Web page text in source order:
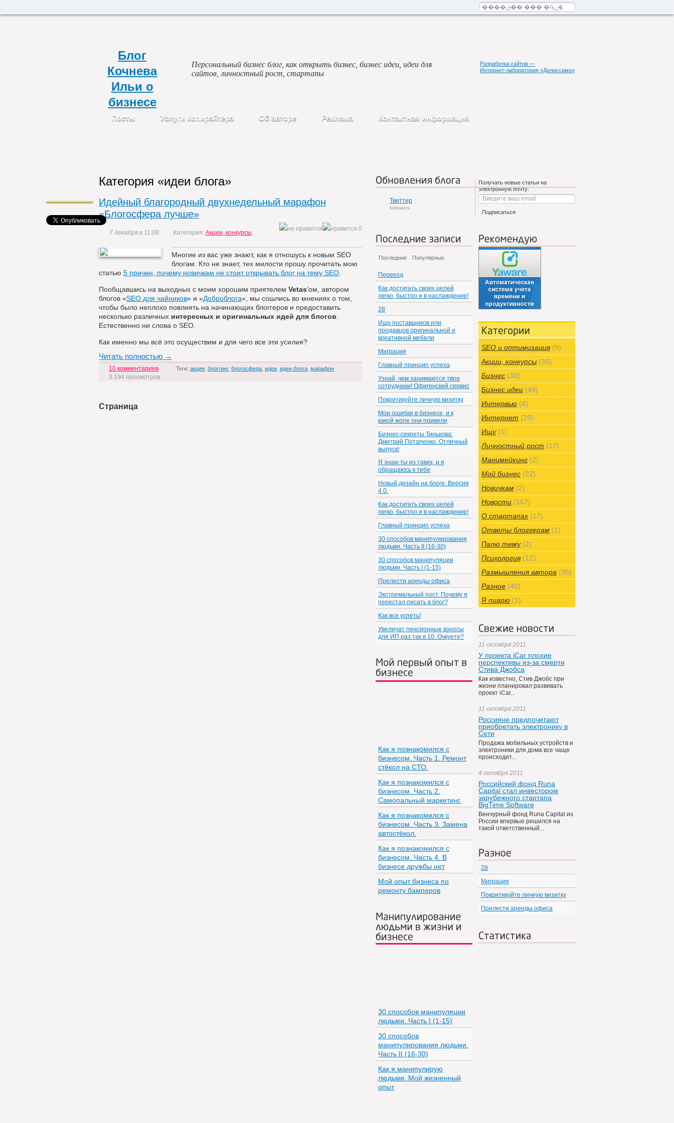
Категория «идеи блога»
Идейный благородный двухнедельный марафон
«Блогосфера лучше»
7 декабря в 11:08 Категория: Акции, конкурсы
0
Многие из вас уже знают, как я отношусь к новым SEO
блогам. Кто не знает, тех милости прошу прочитать мою
статью 5 причин, почему новичкам не стоит открывать блог на тему SEO
Пообщавшись на выходных с моим хорошим приятелем Vetas‘ом, автором
блогов «SEO для чайников» и «Доброблога«, мы сошлись во мнениях о том,
чтобы было неплохо повлиять на начинающих блоггеров и предоставить
несколько различных интересных и оригинальных идей для блогов
Естественно ни слова о SEO.
Как именно мы всё это осуществим и для чего все эти усилия?
Читать полностью →
10 комментариев Теги: акция блоггинг, блогосфера идеи идеи блога марафон
3 194 просмотров
Страница
Обновления блога
Твиттер
followers
Получать новые статьи на
электронную почту:
Последние записи
Последние Популярные
Переезд
Как достигать своих целей
легко, быстро и в наслаждение!
28
Ищу поставщиков или
продавцов оригинальной и
креативной мебели
Миграция
Главный принцип успеха
Узнай, чем занимаются твои
сотрудники! Офигенский сервис
Покритикуйте личную визитку
Мои ошибки в бизнесе, и к
какой жопе они привели
Бизнес-секреты Тинькова:
Дмитрий Потапенко. Отличный
выпуск!
Я знаю ты из таких, и я
обращаюсь к тебе
Новый дизайн на блоге. Версия
4.0.
Как достигать своих целей
легко, быстро и в наслаждение!
Главный принцип успеха
30 способов манипулирования
людьми. Часть II (16-30)
30 способов манипуляции
людьми. Часть I (1-15)
Прелести аренды офиса
Экстремальный пост. Почему я
перестал писать в блог?
Как все успеть!
Увеличат пенсионные взносы
для ИП раз так в 10. Очкуете?
Мой первый опыт в
бизнесе
Как я познакомился с
бизнесом. Часть 1. Ремонт
стёкол на СТО.
Как я познакомился с
бизнесом. Часть 2.
Самопальный маркетинг.
Как я познакомился с
бизнесом. Часть 3. Замена
автостёкол.
Как я познакомился с
бизнесом. Часть 4. В
бизнесе дружбы нет
Мой опыт бизнеса по
ремонту бамперов
Манипулирование
людьми в жизни и
бизнесе
30 способов манипуляции
людьми. Часть I (1-15)
30 способов
манипулирования людьми.
Часть II (16-30)
Как я манипулирую
людьми. Мой жизненный
опыт
Рекомендую
Категории
SEO и оптимизация (9)
Акции, конкурсы (36)
Бизнес (30)
Бизнес идеи (49)
Интервью (4)
Интернет (29)
Ищу (1)
Личностный рост (17)
Манимейкинг (2)
Мой бизнес (22)
Новичкам (2)
Новости (167)
О стартапах (17)
Ответы блоггерам (1)
Палю тему (2)
Психология (12)
Размышления автора (35)
Разное (40)
Я пиарю (1)
Свежие новости
11 октября 2011
У проекта iCar плохие
перспективы из-за смерти
Стива Джобса
Как известно, Стив Джобс при
жизни планировал развивать
проект iCar...
11 октября 2011
Россияне предпочитают
приобретать электронику в
Сети
Продажа мобильных устройств и
электроники для дома все чаще
происходит...
4 октября 2011
Российский фонд Runa
Capital стал инвестором
зарубежного стартапа
BigTime Software
Венчурный фонд Runa Capital из
России впервые решился на
такой ответственный...
Разное
28
Миграция
Покритикуйте личную визитку
Прелести аренды офиса
Статистика
Разработка сайтов —
Интернет-лаборатория «Делиссимо»
Блог
Кочнева
Ильи о
бизнесе
Персональный бизнес блог, как открыть бизнес, бизнес идеи, идеи для
сайтов, личностный рост, стартапы
Посты Услуги копирайтера Об авторе Реклама Контактная информация